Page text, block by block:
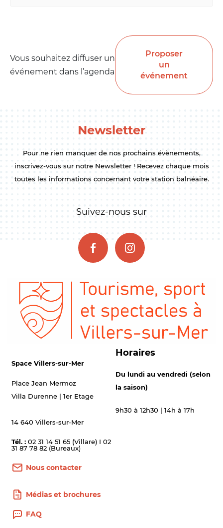
Vous souhaitez diffuser un
événement dans l’agenda
Proposer
un
événement
Newsletter
Pour ne rien manquer de nos prochains évènements,
inscrivez-vous sur notre Newsletter ! Recevez chaque mois
toutes les informations concernant votre station balnéaire.
Suivez-nous sur
Space Villers-sur-Mer
Place Jean Mermoz
Villa Durenne | 1er Etage
14 640 Villers-sur-Mer
Tél. : 02 31 14 51 65 (Villare) I 02
31 87 78 82 (Bureaux)
Nous contacter
Horaires
Du lundi au vendredi (selon
la saison)
9h30 à 12h30 | 14h à 17h
Médias et brochures
FAQ